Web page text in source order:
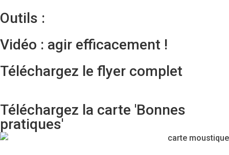
Outils :
Vidéo : agir efficacement !
Téléchargez le flyer complet
Téléchargez la carte 'Bonnes
pratiques'